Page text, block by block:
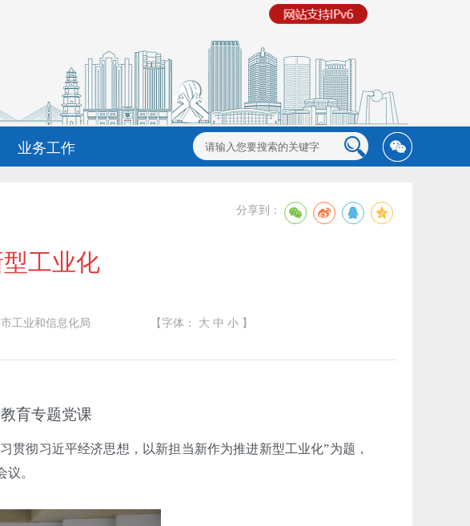
业务工作
分享到：
工业化
工业和信息化局 【字体： 大 中 小 】
育专题党课
彻习近平经济思想，以新担当新作为推进新型工业化”为题，
。